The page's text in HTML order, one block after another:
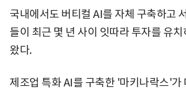
국내에서도 버티컬 AI를 자체 구축하고
들이 최근 몇 년 사이 잇따라 투자를 유
왔다.
제조업 특화 AI를 구축한 '마키나락스'가